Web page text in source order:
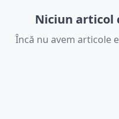
Niciun articol
Încă nu avem articole